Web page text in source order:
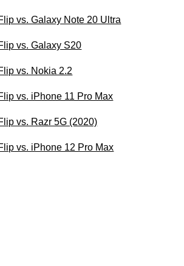
vs. Galaxy Note 20 Ultra
vs. Galaxy S20
vs. Nokia 2.2
vs. iPhone 11 Pro Max
vs. Razr 5G (2020)
vs. iPhone 12 Pro Max